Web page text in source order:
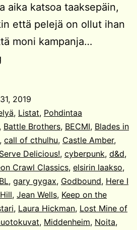
aika katsoa taaksepäin,
että pelejä on ollut ihan
moni kampanja…
2019
, Listat, Pohdintaa
, Battle Brothers, BECMI, Blades in
, call of cthulhu, Castle Amber,
Delicious!, cyberpunk, d&d,
Crawl Classics, elsirin laakso,
, gary gygax, Godbound, Here I
, Jean Wells, Keep on the
, Laura Hickman, Lost Mine of
, Middenheim, Noita,